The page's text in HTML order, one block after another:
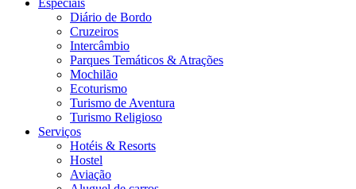
Especiais
Diário de Bordo
Cruzeiros
Intercâmbio
Parques Temáticos & Atrações
Mochilão
Ecoturismo
Turismo de Aventura
Turismo Religioso
Serviços
Hotéis & Resorts
Hostel
Aviação